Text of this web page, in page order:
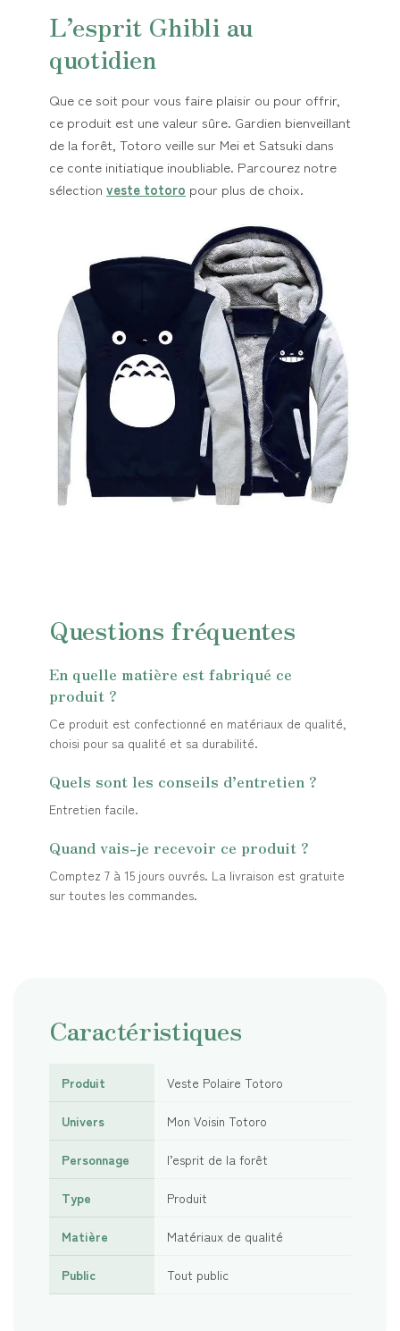
L’esprit Ghibli au
quotidien
Que ce soit pour vous faire plaisir ou pour offrir,
ce produit est une valeur sûre. Gardien bienveillant
de la forêt, Totoro veille sur Mei et Satsuki dans
ce conte initiatique inoubliable. Parcourez notre
sélection veste totoro pour plus de choix.
Questions fréquentes
En quelle matière est fabriqué ce
produit ?
Ce produit est confectionné en matériaux de qualité,
choisi pour sa qualité et sa durabilité.
Quels sont les conseils d’entretien ?
Entretien facile.
Quand vais-je recevoir ce produit ?
Comptez 7 à 15 jours ouvrés. La livraison est gratuite
sur toutes les commandes.
Caractéristiques
Produit Veste Polaire Totoro
Univers Mon Voisin Totoro
Personnage l’esprit de la forêt
Type Produit
Matière Matériaux de qualité
Public Tout public